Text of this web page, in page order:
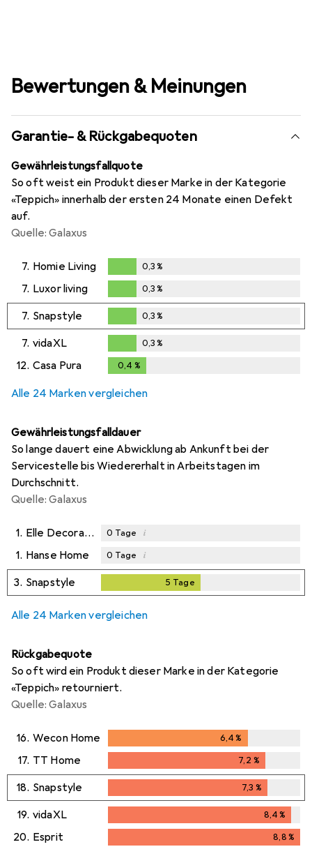
Bewertungen & Meinungen
Garantie- & Rückgabequoten
Gewährleistungsfallquote
So oft weist ein Produkt dieser Marke in der Kategorie
«Teppich» innerhalb der ersten 24 Monate einen Defekt
auf.
Quelle: Galaxus
7. Homie Living
0,3%
0,3%
7. Luxor living
0,3%
0,3%
7. Snapstyle
0,3%
0,3%
7. vidaXL
0,3%
0,3%
12. Casa Pura 0,4 %
Alle 24 Marken vergleichen
Gewährleistungsfalldauer
So lange dauert eine Abwicklung ab Ankunft bei der
Servicestelle bis Wiedererhalt in Arbeitstagen im
Durchschnitt.
Quelle: Galaxus
1. Elle Decoration 0 Tage i
1. Hanse Home 0 Tage i
3. Snapstyle 5 Tage
Alle 24 Marken vergleichen
Rückgabequote
So oft wird ein Produkt dieser Marke in der Kategorie
«Teppich» retourniert.
Quelle: Galaxus
16. Wecon Home 6,4%
17. TT Home 7,2 %
18. Snapstyle 7,3 %
19. vidaXL 8,4%
8,4%
20. Esprit 8,8%